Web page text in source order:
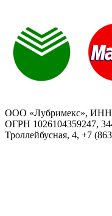
ООО «Лубримекс», ИНН/
ОГРН 1026104359247,
Троллейбусная, 4, +7